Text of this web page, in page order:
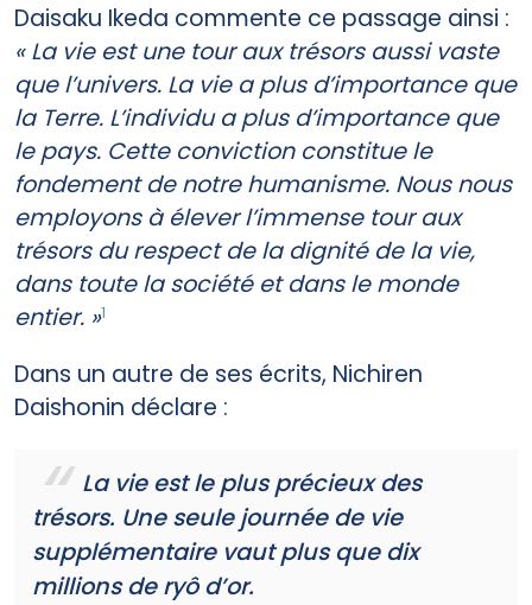
Daisaku Ikeda commente ce passage ainsi :
« La vie est une tour aux trésors aussi vaste
que l’univers. La vie a plus d’importance que
la Terre. L’individu a plus d’importance que
le pays. Cette conviction constitue le
fondement de notre humanisme. Nous nous
employons à élever l’immense tour aux
trésors du respect de la dignité de la vie,
dans toute la société et dans le monde
entier. »1
Dans un autre de ses écrits, Nichiren
Daishonin déclare :
La vie est le plus précieux des
trésors. Une seule journée de vie
supplémentaire vaut plus que dix
millions de ryô d’or.